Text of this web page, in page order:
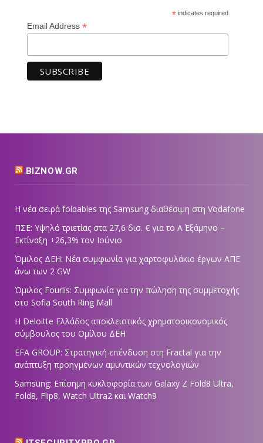
*indicates required
Email Address *
BIZNOW.GR
Η νέα σειρά foldables της Samsung διαθέσιμη στη Vodafone
ΠΣΕ: Υψηλό τριετίας στα 27,6 δισ. € για το Α΄ Εξάμηνο –
Εκτίναξη +26,3% τον Ιούνιο
Όμιλος ΔΕΗ: Νέα συμφωνία για χαρτοφυλάκιο έργων ΑΠΕ
άνω των 2 GW
Όμιλος Fourlis: Συμφωνία για την πώληση της συμμετοχής
στο Sofia South Ring Mall
Η Deloitte Ελλάδος αποκλειστικός χρηματοοικονομικός
σύμβουλος του Ομίλου ΔΕΗ
EFA GROUP: Στρατηγική επένδυση στη Fractal για την
ανάπτυξη προηγμένων αμυντικών τεχνολογιών
Samsung: Επίσημη κυκλοφορία των Galaxy Z Fold8 Ultra,
Fold8, Flip8, Watch Ultra2 και Watch9